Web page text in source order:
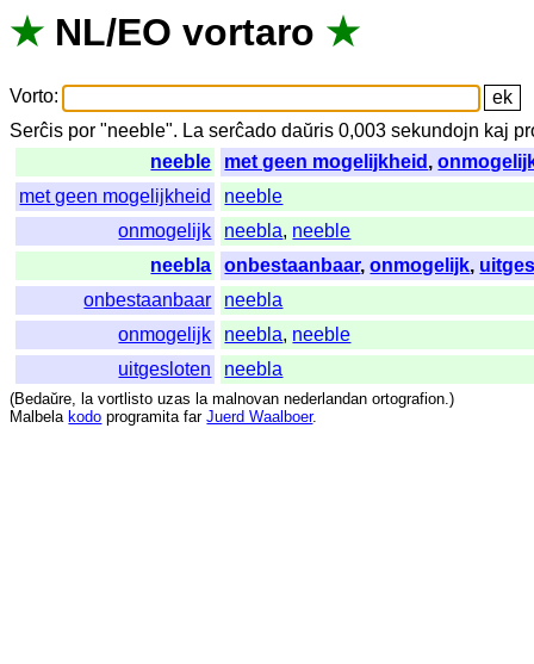
★ NL/EO vortaro ★
Vorto:
Serĉis por "neeble". La serĉado daŭris 0,003sekundojn kaj
neeble
met geen mogelijkheid ,
met geen mogelijkheid
neeble
onmogelijk
neebla, neeble
neebla
onbestaanbaar,onmogelijk,
onbestaanbaar
neebla
onmogelijk
neebla, neeble
uitgesloten
neebla
(Bedaŭre, la vortlisto uzas la malnovan nederlandan ortografion.)
Malbela kodo programita far Juerd Waalboer.